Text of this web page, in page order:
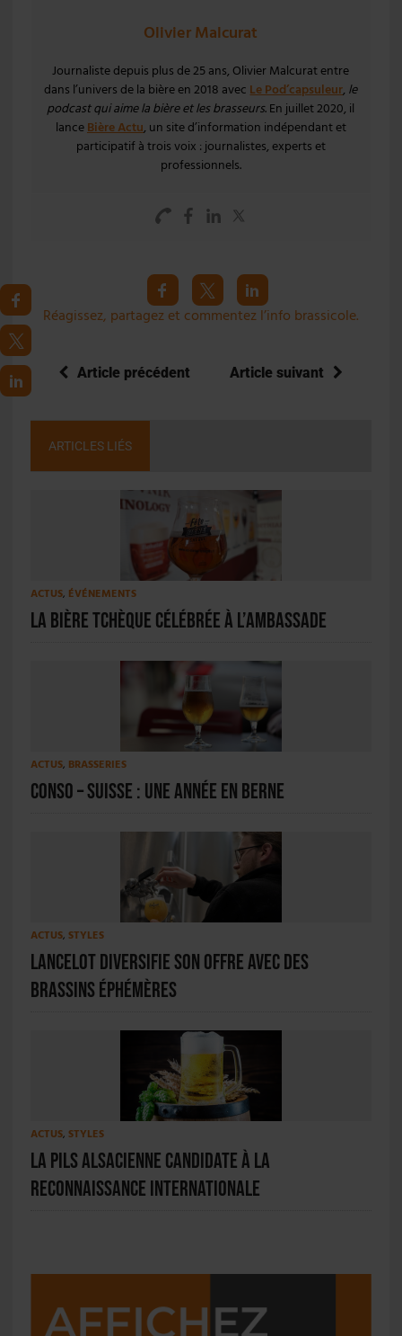
Olivier Malcurat
Journaliste depuis plus de 25 ans, Olivier Malcurat entre
dans l’univers de la bière en 2018 avecLe Pod’capsuleur, le
podcast qui aime la bière et les brasseurs. En juillet 2020, il
lanceBière Actu, un site d’information indépendant et
participatif à trois voix : journalistes, experts et
professionnels.
Réagissez, partagez et commentez l’info brassicole.
Article précédent Article suivant
ARTICLES LIÉS
ACTUS, ÉVÉNEMENTS
La bière tchèque célébrée à l’ambassade
ACTUS, BRASSERIES
Conso – Suisse : une année en berne
ACTUS, STYLES
Lancelot diversifie son offre avec des
brassins éphémères
ACTUS, STYLES
La Pils Alsacienne candidate à la
reconnaissance internationale